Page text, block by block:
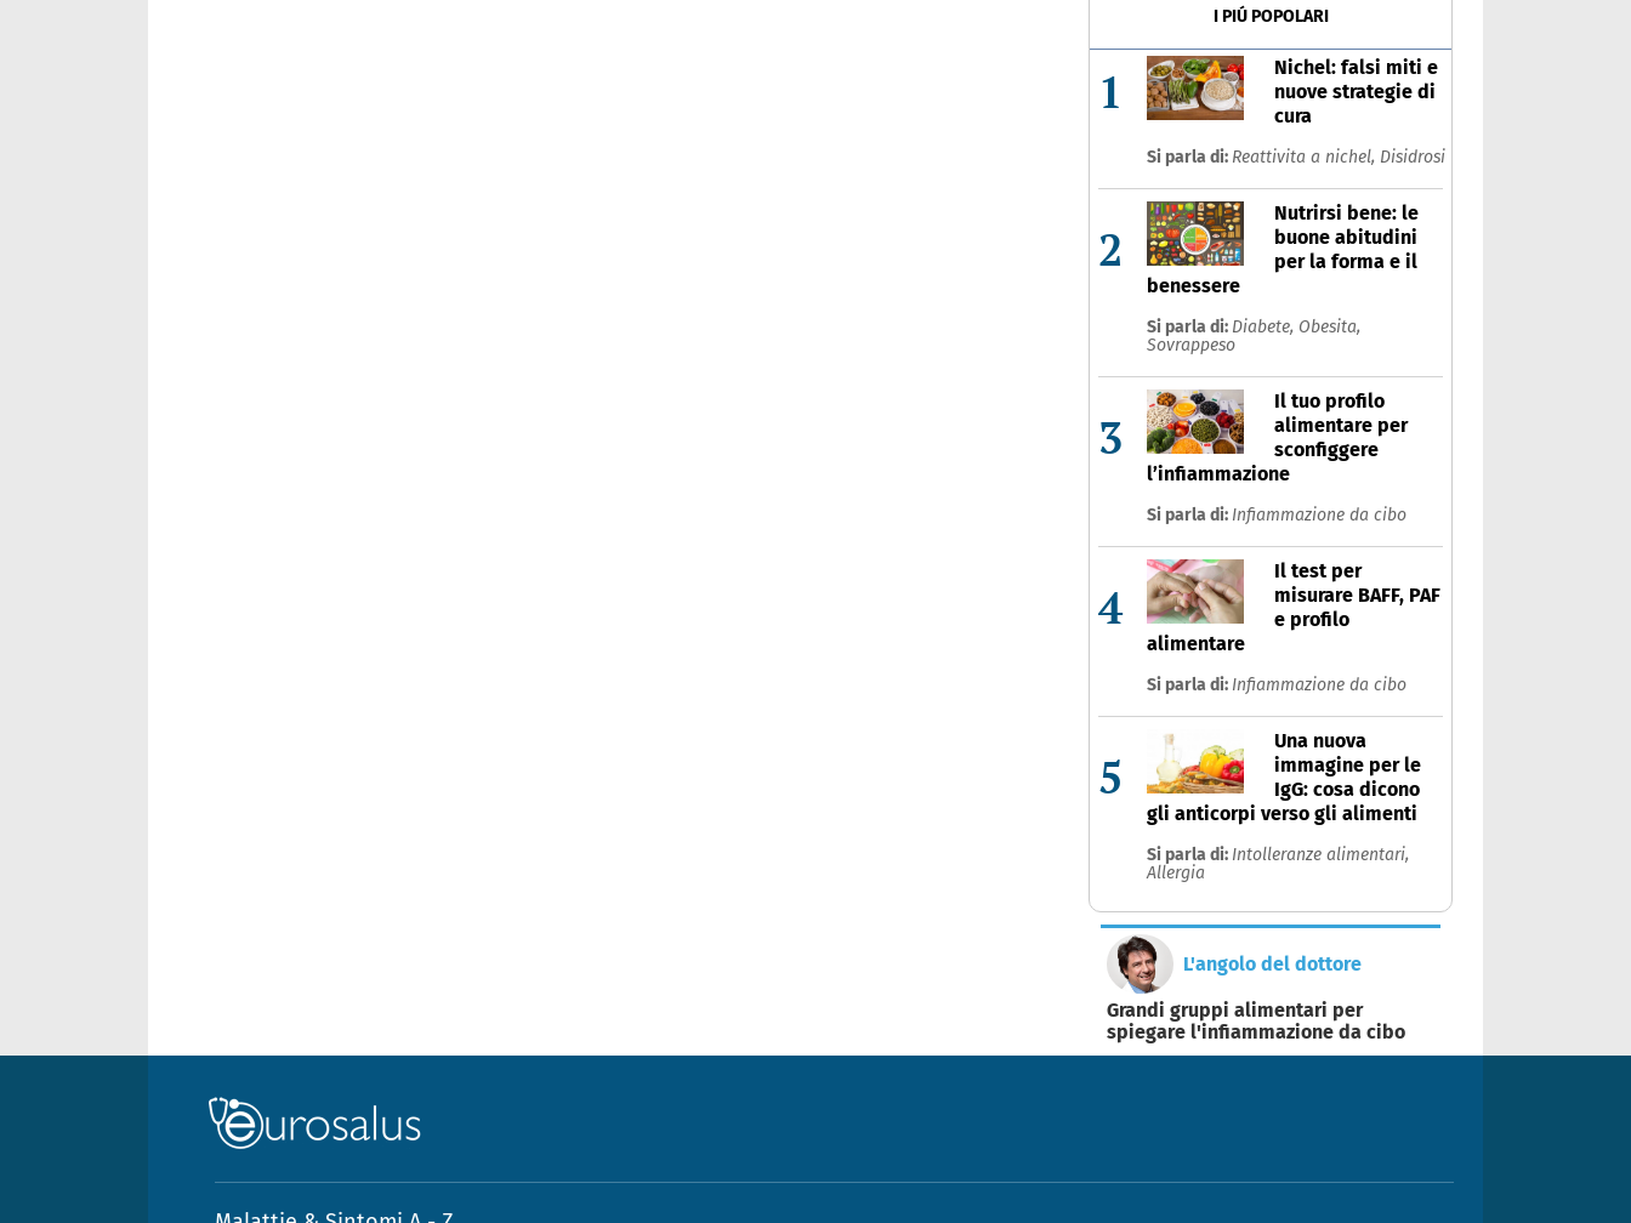
I PIÚ POPOLARI
1
Nichel: falsi miti e
nuove strategie di
cura
Si parla di: Reattivita a nichel, Disidrosi
2
Nutrirsi bene: le
buone abitudini
per la forma e il
benessere
Si parla di: Diabete, Obesita,
Sovrappeso
3
Il tuo profilo
alimentare per
sconfiggere
l’infiammazione
Si parla di: Infiammazione da cibo
4
Il test per
misurare BAFF, PAF
e profilo
alimentare
Si parla di: Infiammazione da cibo
5
Una nuova
immagine per le
IgG: cosa dicono
gli anticorpi verso gli alimenti
Si parla di: Intolleranze alimentari,
Allergia
L'angolo del dottore
Grandi gruppi alimentari per
spiegare l'infiammazione da cibo